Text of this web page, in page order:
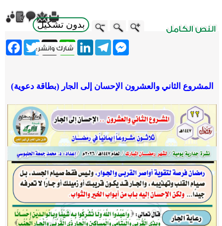
بدون تشكيل
Twitter X
WhatsApp
LinkedInTelegram
Messenger
المشروع الثاني والعشرون الإحسان إلى الجار (بطاقة دعوية)